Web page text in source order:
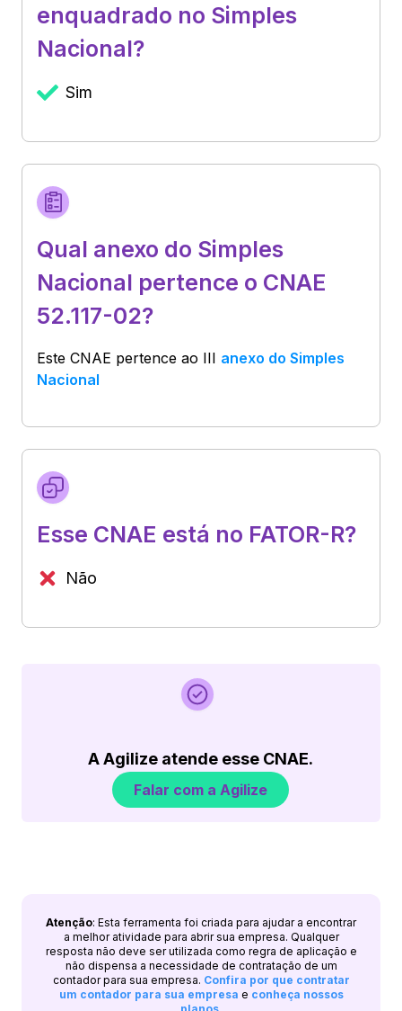
enquadrado no Simples
Nacional?
Sim
Qual anexo do Simples
Nacional pertence o CNAE
52.117-02?
Este CNAE pertence ao III anexo do Simples
Nacional
Esse CNAE está no FATOR-R?
Não
A Agilize atende esse CNAE.
Falar com a Agilize
Atenção: Esta ferramenta foi criada para ajudar a encontrar
a melhor atividade para abrir sua empresa. Qualquer
resposta não deve ser utilizada como regra de aplicação e
não dispensa a necessidade de contratação de um
contador para sua empresa. Confira por que contratar
um contador para sua empresa e conheça nossos